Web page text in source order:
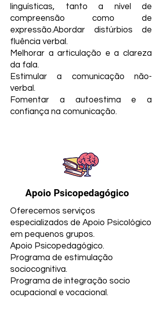
linguísticas, tanto a nível de
compreensão como de
expressão.Abordar distúrbios de
fluência verbal.
Melhorar a articulação e a clareza
da fala.
Estimular a comunicação não-
verbal.
Fomentar a autoestima e a
confiança na comunicação.
Apoio Psicopedagógico
Oferecemos serviços
especializados de Apoio Psicológico
em pequenos grupos.
Apoio Psicopedagógico.
Programa de estimulação
sociocognitiva.
Programa de integração socio
ocupacional e vocacional.